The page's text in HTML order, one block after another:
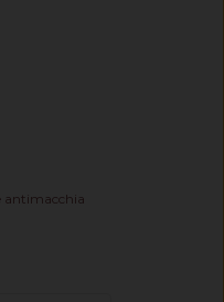
antimacchia